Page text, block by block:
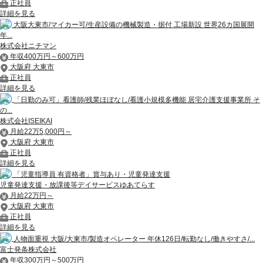
正社員
詳細を見る
大阪大東市/マイカー可/生産設備の機械製造・据付 工場新設 世界26カ国展開
年...
株式会社ニチマン
年収400万円～600万円
大阪府 大東市
正社員
詳細を見る
「日勤のみ可」看護師/残業ほぼなし/看護小規模多機能 居宅介護支援事業所 そ
の...
株式会社ISEIKAI
月給22万5,000円～
大阪府 大東市
正社員
詳細を見る
「児童指導員 有資格者」賞与あり・児童発達支援
児童発達支援・放課後等デイサービスゆあてらす
月給22万円～
大阪府 大東市
正社員
詳細を見る
人物面重視 大阪/大東市/製造オペレーター 年休126日/転勤なし/働きやすさ/...
富士発条株式会社
年収300万円～500万円